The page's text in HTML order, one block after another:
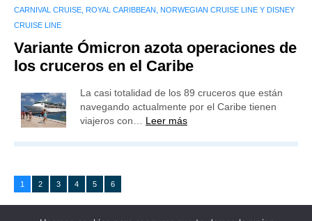
CARNIVAL CRUISE, ROYAL CARIBBEAN, NORWEGIAN CRUISE LINE Y DISNEY
CRUISE LINE
Variante Ómicron azota operaciones de
los cruceros en el Caribe
La casi totalidad de los 89 cruceros que están
navegando actualmente por el Caribe tienen
viajeros con… Leer más
1 2 3 4 5 6